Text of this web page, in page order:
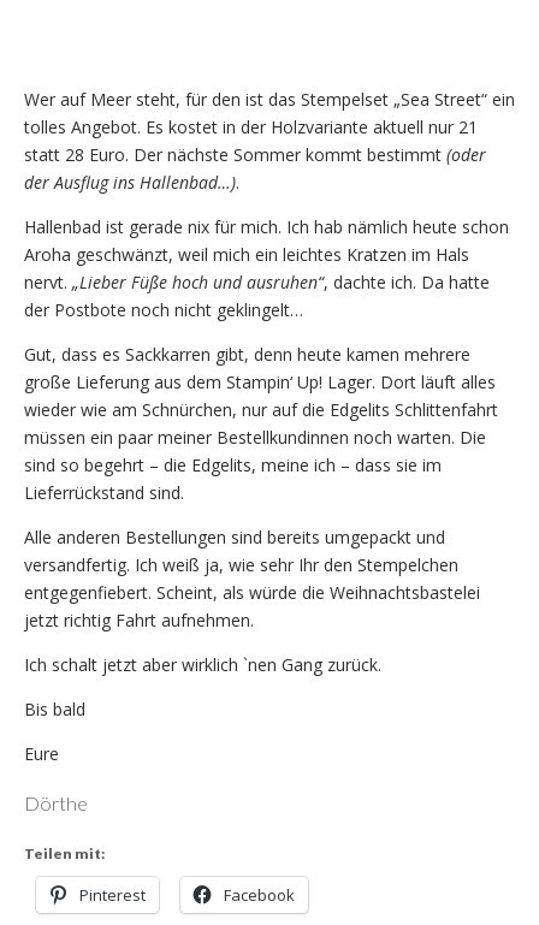
Wer auf Meer steht, für den ist das Stempelset „Sea Street“ ein
tolles Angebot. Es kostet in der Holzvariante aktuell nur 21
statt 28 Euro. Der nächste Sommer kommt bestimmt (oder
der Ausflug ins Hallenbad…).
Hallenbad ist gerade nix für mich. Ich hab nämlich heute schon
Aroha geschwänzt, weil mich ein leichtes Kratzen im Hals
nervt. „Lieber Füße hoch und ausruhen“, dachte ich. Da hatte
der Postbote noch nicht geklingelt…
Gut, dass es Sackkarren gibt, denn heute kamen mehrere
große Lieferung aus dem Stampin‘ Up! Lager. Dort läuft alles
wieder wie am Schnürchen, nur auf die Edgelits Schlittenfahrt
müssen ein paar meiner Bestellkundinnen noch warten. Die
sind so begehrt – die Edgelits, meine ich – dass sie im
Lieferrückstand sind.
Alle anderen Bestellungen sind bereits umgepackt und
versandfertig. Ich weiß ja, wie sehr Ihr den Stempelchen
entgegenfiebert. Scheint, als würde die Weihnachtsbastelei
jetzt richtig Fahrt aufnehmen.
Ich schalt jetzt aber wirklich `nen Gang zurück.
Bis bald
Eure
Dörthe
Teilen mit:
Pinterest Facebook